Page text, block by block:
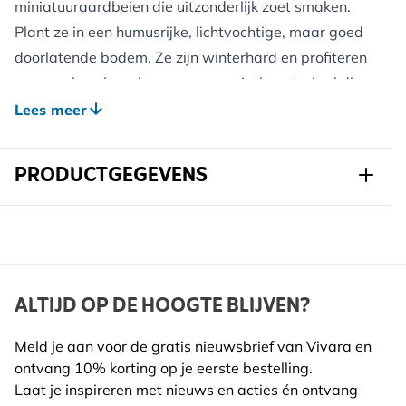
miniatuuraardbeien die uitzonderlijk zoet smaken.
Plant ze in een humusrijke, lichtvochtige, maar goed
doorlatende bodem. Ze zijn winterhard en profiteren
van een beschermlaag van organisch materiaal die
vocht vasthoudt en onkruid onderdrukt. De kleine
Bosaardbei kan dienen als bodembedekker in
bosachtige tuindelen of randen.
Voordelen voor Wilde Dieren:
vruchtjes). Helpt de biodiversiteit te vergroten.
Ontwerp Inspiratie:
Ideaal in een bosrand of landelijke border; combineer
Lees meer
PRODUCTGEGEVENS
Merk Kwekerij Verhoeven
Breedte 147 mm
Lengte 115 mm
ALTIJD OP DE HOOGTE BLIJVEN?
Meld je aan voor de gratis nieuwsbrief van Vivara en
ontvang 10% korting op je eerste bestelling.
Laat je inspireren met nieuws en acties én ontvang